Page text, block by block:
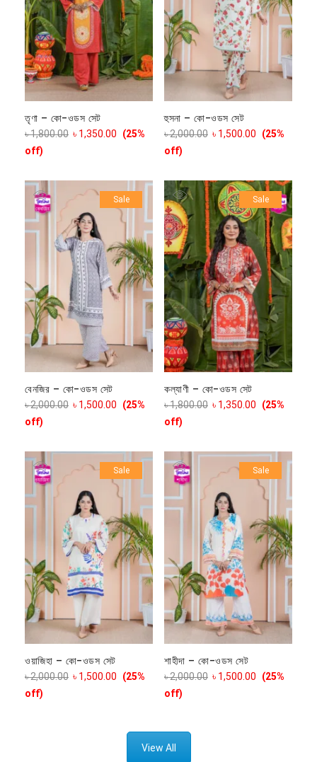
তৃণা – কো-ওডস সেট
৳1,800.00 ৳ 1,350.00
(25%
off)
হুসনা – কো-ওডস সেট
৳2,000.00 ৳ 1,500.00
(25%
off)
Sale
বেনজির – কো-ওডস সেট
৳2,000.00 ৳ 1,500.00
(25%
off)
Sale
কল্যাণী – কো-ওডস সেট
৳1,800.00 ৳ 1,350.00
(25%
off)
Sale
ওয়াজিহা – কো-ওডস সেট
৳2,000.00 ৳ 1,500.00
(25%
off)
Sale
শাহীদা – কো-ওডস সেট
৳2,000.00 ৳ 1,500.00
(25%
off)
View All